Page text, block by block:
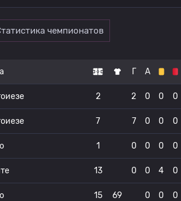
чемпионатов
Г А
2 2 0 0 0
7 7 0 0 0
1 0 0 0 0
13 0 0 4 0
15 69 0 0 0